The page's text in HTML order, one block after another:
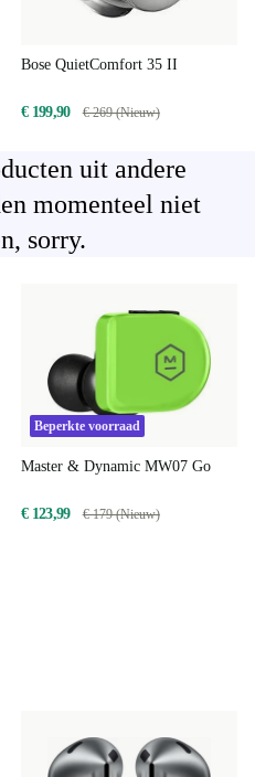
Bose QuietComfort 35 II
€ 199,90 € 269 (Nieuw)
uit andere
momenteel niet
sorry.
Beperkte voorraad
Master & Dynamic MW07 Go
€ 123,99 € 179 (Nieuw)